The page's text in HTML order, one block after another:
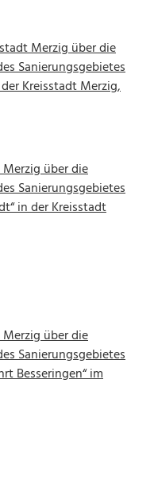
Merzig über die
Sanierungsgebietes
Kreisstadt Merzig,
über die
Sanierungsgebietes
in der Kreisstadt
über die
Sanierungsgebietes
Besseringen“ im